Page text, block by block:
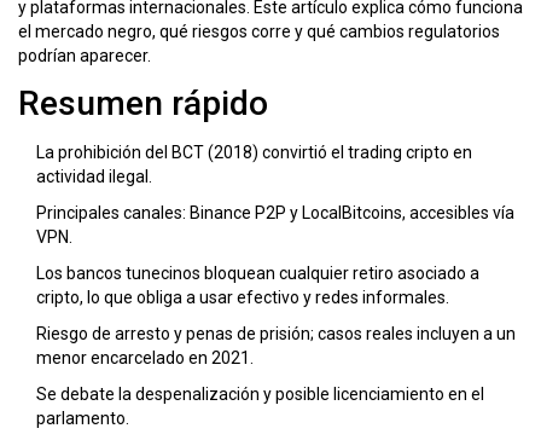
y plataformas internacionales. Este artículo explica cómo funciona
el mercado negro, qué riesgos corre y qué cambios regulatorios
podrían aparecer.
Resumen rápido
La prohibición del BCT (2018) convirtió el trading cripto en
actividad ilegal.
Principales canales: Binance P2P y LocalBitcoins, accesibles vía
VPN.
Los bancos tunecinos bloquean cualquier retiro asociado a
cripto, lo que obliga a usar efectivo y redes informales.
Riesgo de arresto y penas de prisión; casos reales incluyen a un
menor encarcelado en 2021.
Se debate la despenalización y posible licenciamiento en el
parlamento.